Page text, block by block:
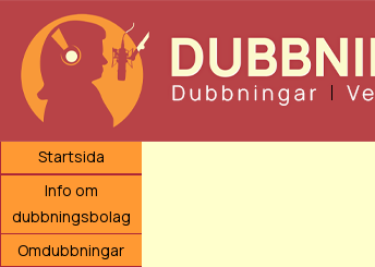
Startsida
Info om
dubbningsbolag
Omdubbningar